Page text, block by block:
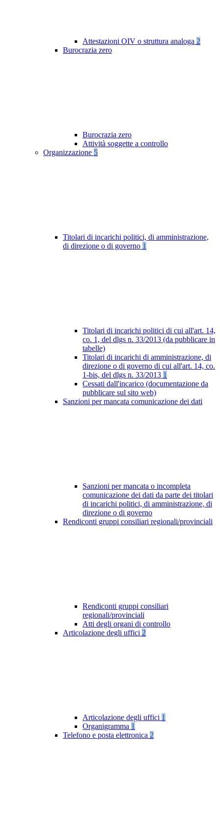
Attestazioni OIV o struttura analoga 2
Burocrazia zero
Burocrazia zero
Attività soggette a controllo
Organizzazione 5
Titolari di incarichi politici, di amministrazione,
di direzione o di governo 1
Titolari di incarichi politici di cui all'art. 14,
co. 1, del dlgs n. 33/2013 (da pubblicare in
tabelle)
Titolari di incarichi di amministrazione, di
direzione o di governo di cui all'art. 14, co.
1-bis, del dlgs n. 33/2013 1
Cessati dall'incarico (documentazione da
pubblicare sul sito web)
Sanzioni per mancata comunicazione dei dati
Sanzioni per mancata o incompleta
comunicazione dei dati da parte dei titolari
di incarichi politici, di amministrazione, di
direzione o di governo
Rendiconti gruppi consiliari regionali/provinciali
Rendiconti gruppi consiliari
regionali/provinciali
Atti degli organi di controllo
Articolazione degli uffici 2
Articolazione degli uffici 1
Organigramma 1
Telefono e posta elettronica 2